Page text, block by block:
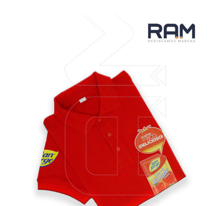
VER MÁS